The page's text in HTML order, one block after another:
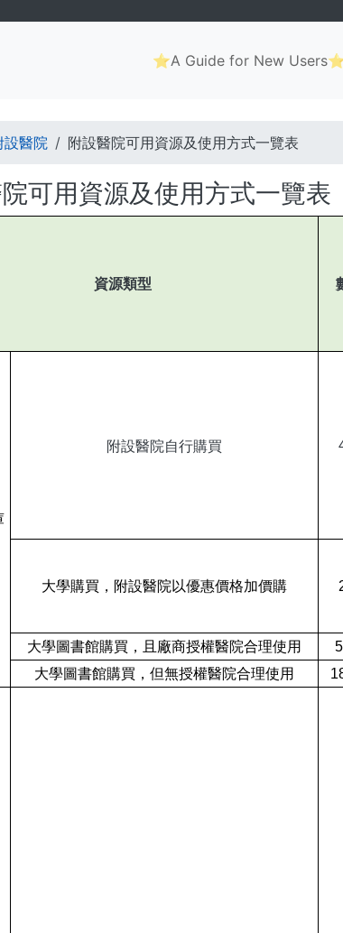
Main
navigation
⭐A Guide for New
設醫院
附設醫院可用資源及使用方式一覽表
可用資源及使用方式一覽表
資源類型
附設醫院自行購買
大學購買，附設醫院以優惠價格加價購
大學圖書館購買，且廠商授權醫院合理使用
大學圖書館購買，但無授權醫院合理使用